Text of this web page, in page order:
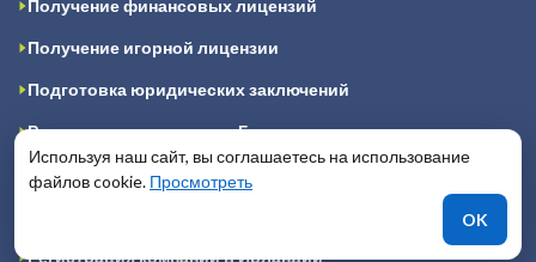
Получение финансовых лицензий
Получение игорной лицензии
Подготовка юридических заключений
Регистрация компании в Гонконге
Регистрация компании на Кипре
Регистрация компании в Ирландии
Используя наш сайт, вы соглашаетесь на использование
файлов cookie. Просмотреть
OK